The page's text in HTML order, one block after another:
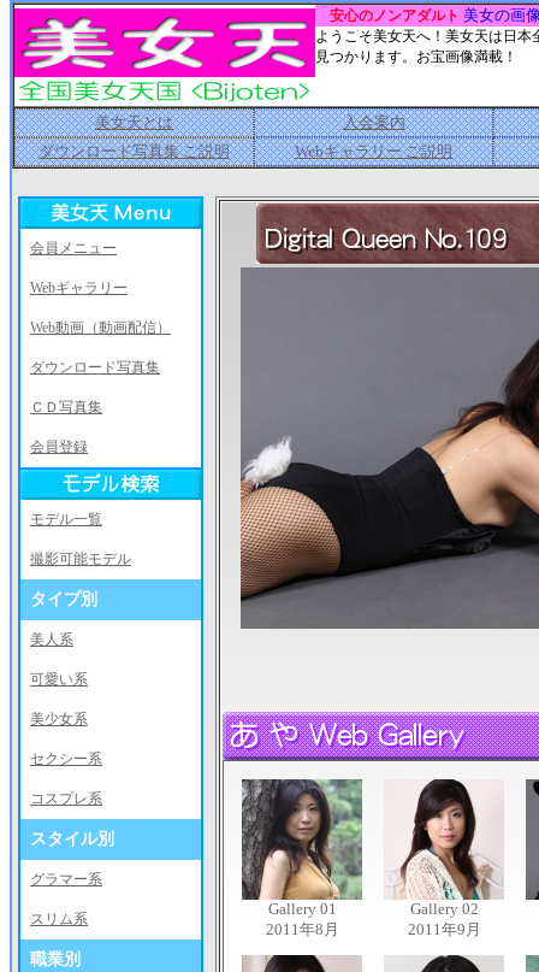
安心のノンアダルト 美女の画
ようこそ美女天へ！美女天は日
見つかります。お宝画像満載！
美女天とは
入会案内
ダウンロード写真集 ご説明
Webギャラリー ご説明
会員メニュー
Webギャラリー
Web動画（動画配信）
ダウンロード写真集
ＣＤ写真集
会員登録
モデル一覧
撮影可能モデル
タイプ別
美人系
可愛い系
美少女系
セクシー系
コスプレ系
スタイル別
グラマー系
スリム系
職業別
Gallery 01
2011年8月
Gallery 02
2011年9月